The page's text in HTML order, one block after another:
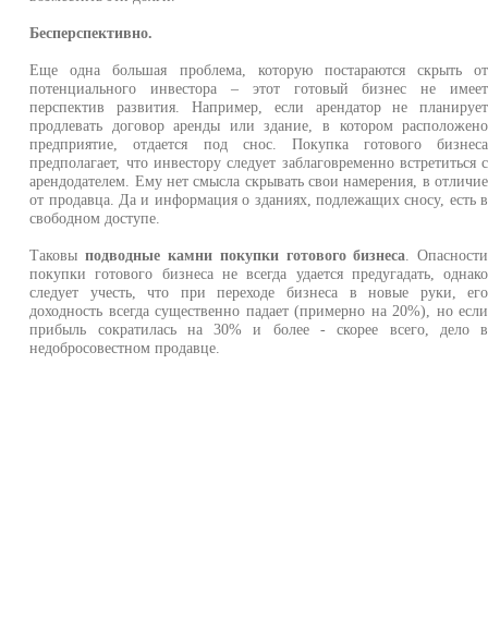
Бесперспективно.
Еще одна большая проблема, которую постараются скрыть от
потенциального инвестора – этот готовый бизнес не имеет
перспектив развития. Например, если арендатор не планирует
продлевать договор аренды или здание, в котором расположено
предприятие, отдается под снос. Покупка готового бизнеса
предполагает, что инвестору следует заблаговременно встретиться с
арендодателем. Ему нет смысла скрывать свои намерения, в отличие
от продавца. Да и информация о зданиях, подлежащих сносу, есть в
свободном доступе.
Таковыподводные камни покупки готового бизнеса . Опасности
покупки готового бизнеса не всегда удается предугадать, однако
следует учесть, что при переходе бизнеса в новые руки, его
доходность всегда существенно падает (примерно на 20%), но если
прибыль сократилась на 30% и более - скорее всего, дело в
недобросовестном продавце.